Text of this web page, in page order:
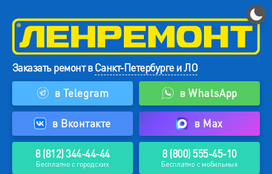
Заказать ремонт вСанкт-Петербурге и ЛО
в Telegram
в WhatsApp
в Вконтакте в Max
8 (812) 344-44-44
Бесплатно с городских
8 (800) 555-45-10
Бесплатно с мобильных